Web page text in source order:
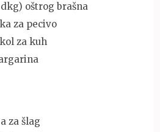
oštrog brašna
za pecivo
za kuh
za šlag